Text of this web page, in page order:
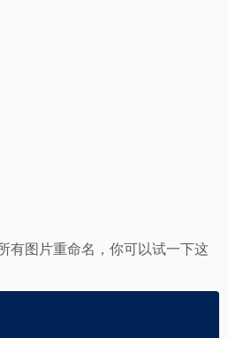
有图片重命名，你可以试一下这